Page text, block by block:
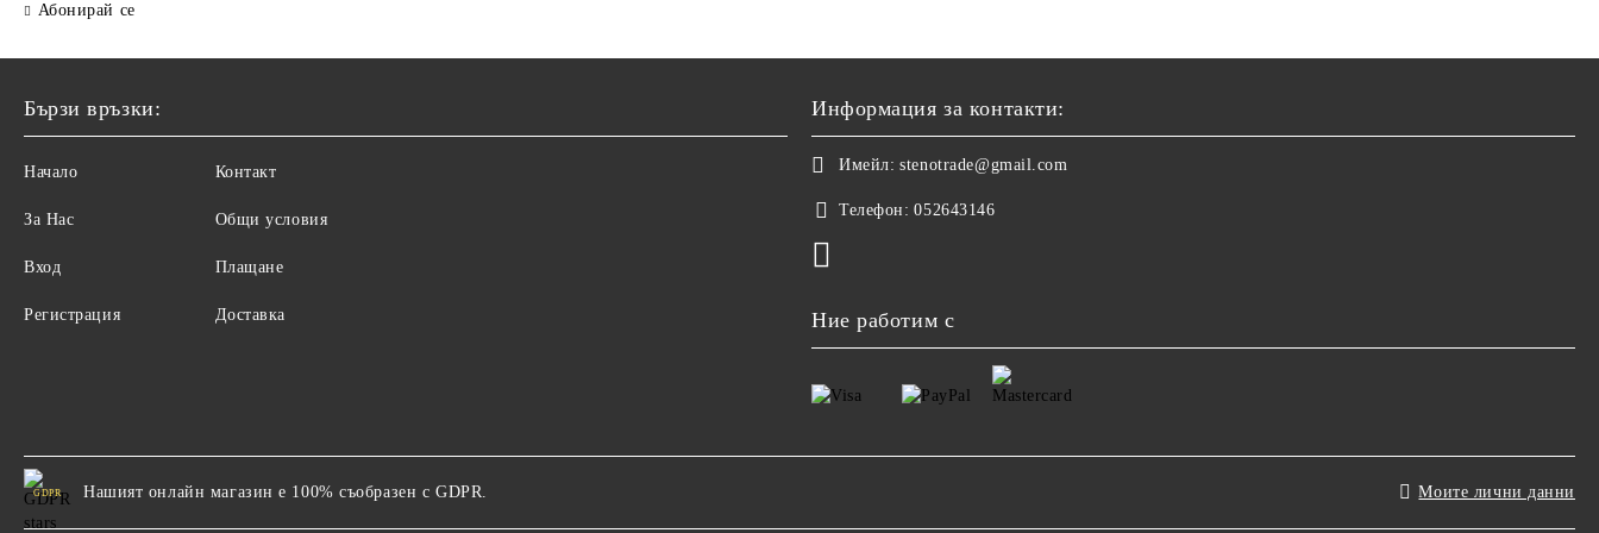
Абонирай се
Бързи връзки:
Начало
За Нас
Вход
Регистрация
Контакт
Общи условия
Плащане
Доставка
Информация за контакти:
Имейл: stenotrade@gmail.com
Телефон: 052643146
Ние работим с
GDPR Нашият онлайн магазин е 100% съобразен с GDPR. Моите лични данни